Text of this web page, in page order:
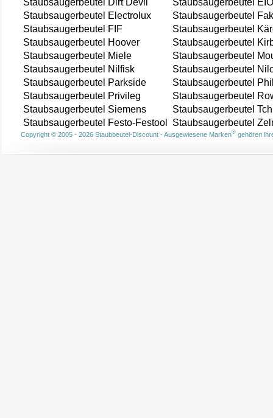
Staubsaugerbeutel Dirt Devil
Staubsaugerbeutel
Staubsaugerbeutel Electrolux
Staubsaugerbeutel
Staubsaugerbeutel FIF
Staubsaugerbeutel
Staubsaugerbeutel Hoover
Staubsaugerbeutel
Staubsaugerbeutel Miele
Staubsaugerbeutel
Staubsaugerbeutel Nilfisk
Staubsaugerbeutel
Staubsaugerbeutel Parkside
Staubsaugerbeutel
Staubsaugerbeutel Privileg
Staubsaugerbeutel
Staubsaugerbeutel Siemens
Staubsaugerbeutel
Staubsaugerbeutel Festo-Festool
Staubsaugerbeutel
Copyright © 2005 - 2026 Staubbeutel-Discount - Ausgewiesene Marken®gehören